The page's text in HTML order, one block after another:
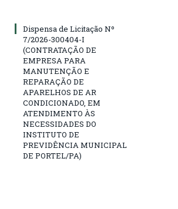
Dispensa de Licitação Nº
7/2026-300404-I
(CONTRATAÇÃO DE
EMPRESA PARA
MANUTENÇÃO E
REPARAÇÃO DE
APARELHOS DE AR
CONDICIONADO, EM
ATENDIMENTO ÀS
NECESSIDADES DO
INSTITUTO DE
PREVIDÊNCIA MUNICIPAL
DE PORTEL/PA)